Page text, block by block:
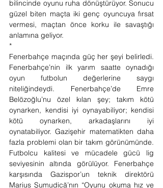
bilincinde oyunu ruha dönüştürüyor. Sonucu
güzel biten maçta iki genç oyuncuya fırsat
vermesi, maçtan önce korku ile savaştığı
anlamına geliyor.
*
Fenerbahçe maçında güç her şeyi belirledi.
Fenerbahçe’nin ilk yarım saatte oynadığı
oyun futbolun değerlerine saygı
niteliğindeydi. Fenerbahçe’de Emre
Belözoğlu’nu özel kılan şey; takım kötü
oynarken, kendisi iyi oynayabiliyor; kendisi
kötü oynarken, arkadaşlarını iyi
oynatabiliyor. Gazişehir matematikten daha
fazla problemi olan bir takım görünümünde.
Futbolcu kalitesi ve mücadele gücü lig
seviyesinin altında görülüyor. Fenerbahçe
karşısında Gazispor’un teknik direktörü
Marius Șumudică’nın “Oyunu okuma hız ve